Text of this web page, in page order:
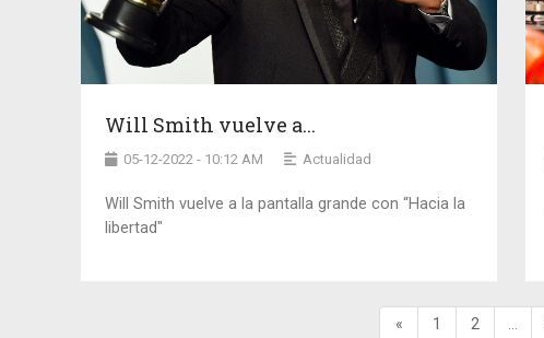
Will Smith vuelve a...
05-12-2022 - 10:12 AM Actualidad
Will Smith vuelve a la pantalla grande con “Hacia la
libertad"
« 1 2 ...